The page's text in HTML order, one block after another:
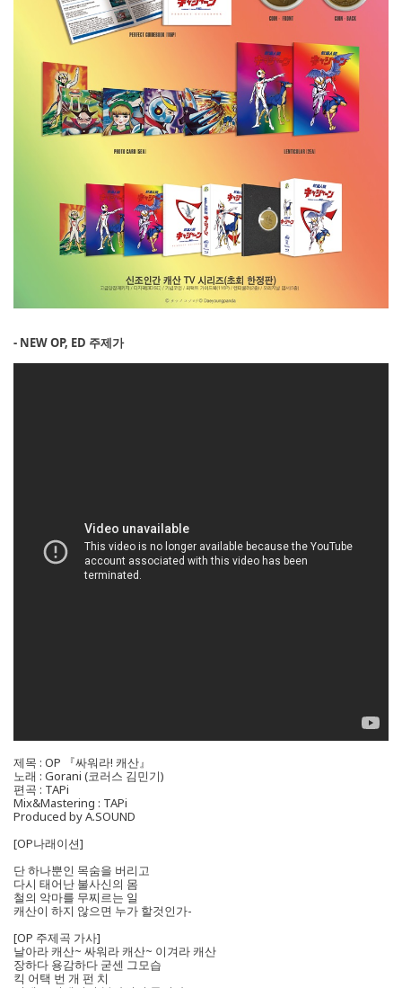
- NEW OP, ED 주제가
제목 : OP 『싸워라! 캐산』
노래 : Gorani (코러스 김민기)
편곡 : TAPi
Mix&Mastering : TAPi
Produced by A.SOUND
[OP나래이션]
단 하나뿐인 목숨을 버리고
다시 태어난 불사신의 몸
철의 악마를 무찌르는 일
캐산이 하지 않으면 누가 할것인가-
[OP 주제곡 가사]
날아라 캐산~ 싸워라 캐산~ 이겨라 캐산
장하다 용감하다 굳센 그모습
킥 어택 번 개 펀 치